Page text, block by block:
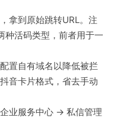
拿到原始跳转URL。注
种活码类型，前者用于一
置自有域名以降低被拦
音卡片格式，省去手动
业服务中心 → 私信管理